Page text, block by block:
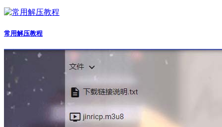
常用解压教程